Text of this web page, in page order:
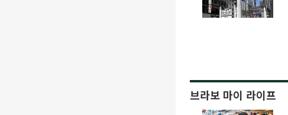
브라보 마이 라이프